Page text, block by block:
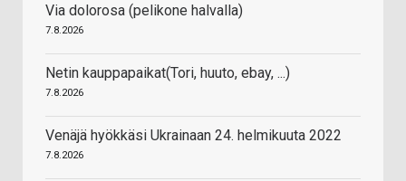
Via dolorosa (pelikone halvalla)
7.8.2026
Netin kauppapaikat(Tori, huuto, ebay, ...)
7.8.2026
Venäjä hyökkäsi Ukrainaan 24. helmikuuta 2022
7.8.2026